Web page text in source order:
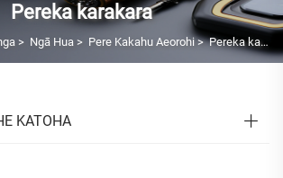
Pereka karakara
> Ngā Hua > Pere Kakahu Aeorohi>Pereka karakara
KATOHA